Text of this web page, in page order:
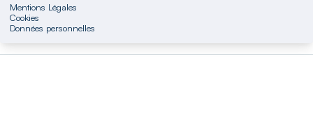
Mentions Légales
Cookies
Données personnelles